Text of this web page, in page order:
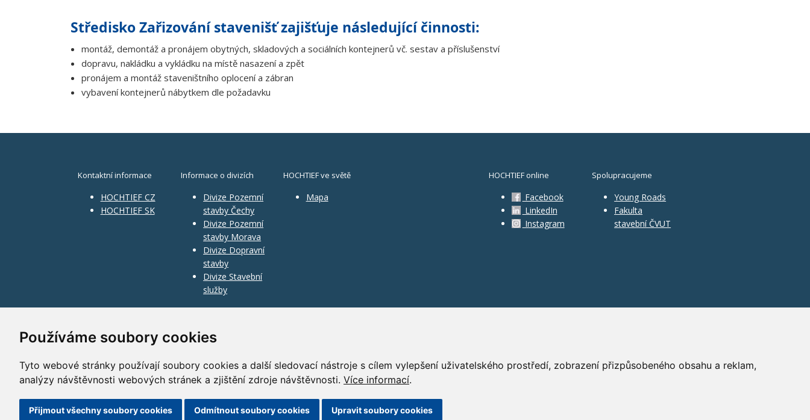
Používáme soubory cookies
Tyto webové stránky používají soubory cookies a další sledovací nástroje s cílem vylepšení uživatelského prostředí, zobrazení přizpůsobeného obsahu a reklam,
analýzy návštěvnosti webových stránek a zjištění zdroje návštěvnosti. Více informací.
Přijmout všechny soubory cookies Odmítnout soubory cookies Upravit soubory cookies
Středisko Zařizování stavenišť zajišťuje následující činnosti:
montáž, demontáž a pronájem obytných, skladových a sociálních kontejnerů vč. sestav a příslušenství
dopravu, nakládku a vykládku na místě nasazení a zpět
pronájem a montáž staveništního oplocení a zábran
vybavení kontejnerů nábytkem dle požadavku
Kontaktní informace
HOCHTIEF CZ
HOCHTIEF SK
Informace o divizích
Divize Pozemní
stavby Čechy
Divize Pozemní
stavby Morava
Divize Dopravní
stavby
Divize Stavební
služby
HOCHTIEF ve světě
Mapa
HOCHTIEF online
Facebook
LinkedIn
Instagram
Spolupracujeme
Young Roads
Fakulta
stavební ČVUT